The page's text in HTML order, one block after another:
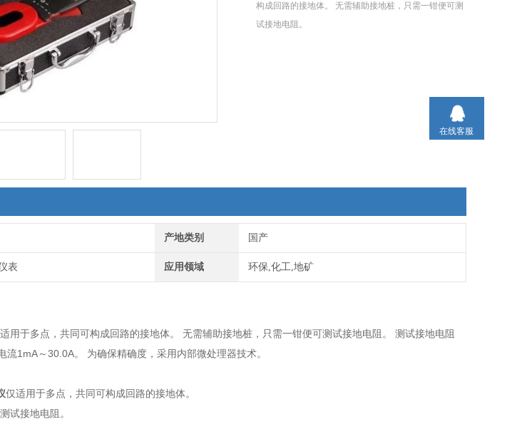
构成回路的接地体。 无需辅助接地桩，只需一钳便可测
试接地电阻。
产地类别 国产
表 应用领域 环保,化工,地矿
用于多点，共同可构成回路的接地体。 无需辅助接地桩，只需一钳便可测试接地电阻。 测试接地电阻
1mA～30.0A。 为确保精确度，采用内部微处理器技术。
仅适用于多点，共同可构成回路的接地体。
试接地电阻。
在线客服